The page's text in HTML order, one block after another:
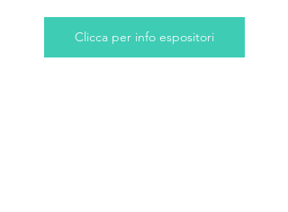
Clicca per info espositori